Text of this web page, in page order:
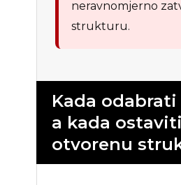
neravnomjerno
strukturu.
Kada odabrati
a kada ostaviti
otvorenu